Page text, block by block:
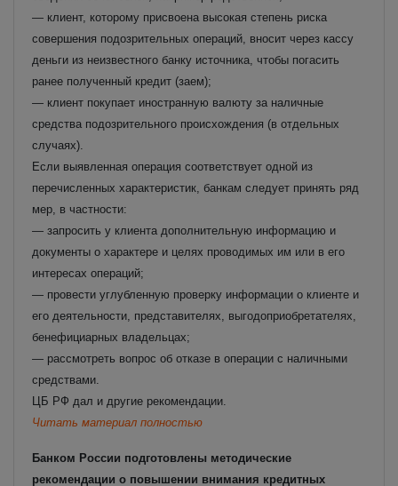
— клиент, которому присвоена высокая степень риска
совершения подозрительных операций, вносит через кассу
деньги из неизвестного банку источника, чтобы погасить
ранее полученный кредит (заем);
— клиент покупает иностранную валюту за наличные
средства подозрительного происхождения (в отдельных
случаях).
Если выявленная операция соответствует одной из
перечисленных характеристик, банкам следует принять ряд
мер, в частности:
— запросить у клиента дополнительную информацию и
документы о характере и целях проводимых им или в его
интересах операций;
— провести углубленную проверку информации о клиенте и
его деятельности, представителях, выгодоприобретателях,
бенефициарных владельцах;
— рассмотреть вопрос об отказе в операции с наличными
средствами.
ЦБ РФ дал и другие рекомендации.
Читать материал полностью
Банком России подготовлены методические
рекомендации о повышении внимания кредитных